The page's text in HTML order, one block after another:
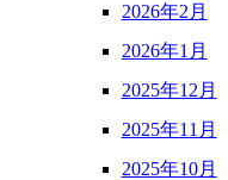
2026年2月
2026年1月
2025年12月
2025年11月
2025年10月